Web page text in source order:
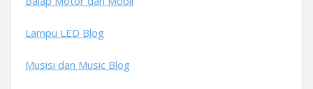
Lampu LED Blog
Musisi dan Music Blog